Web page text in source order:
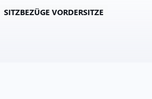
SITZBEZÜGE VORDERSITZE